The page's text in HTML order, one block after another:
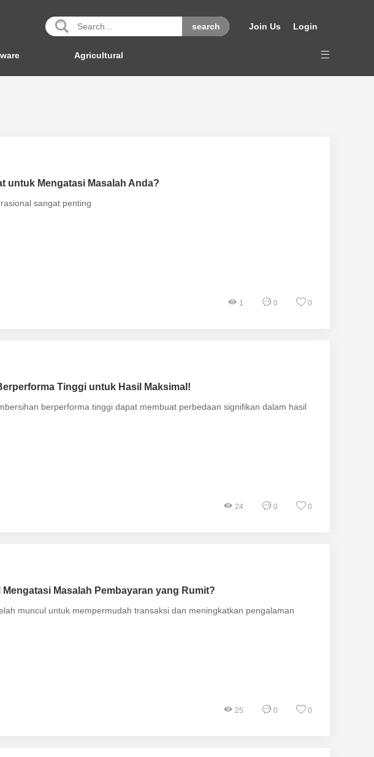
Join Us Login
Agricultural
untuk Mengatasi Masalah Anda?
sangat penting
1 0 0
Tinggi untuk Hasil Maksimal!
berperforma tinggi dapat membuat perbedaan signifikan dalam hasil
24 0 0
Masalah Pembayaran yang Rumit?
muncul untuk mempermudah transaksi dan meningkatkan pengalaman
25 0 0